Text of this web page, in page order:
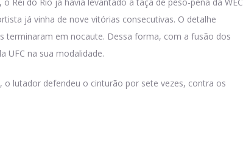
já vinha de nove vitórias consecutivas. O detalhe
terminaram em nocaute. Dessa forma, com a fusão dos
UFC na sua modalidade.
o lutador defendeu o cinturão por sete vezes, contra os